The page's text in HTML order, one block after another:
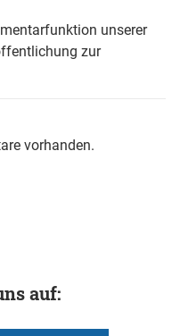
unserer
zur
vorhanden.
auf: